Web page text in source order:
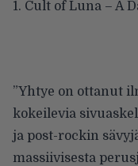
1. Cult of Luna – A
”Yhtye on ottanut
kokeilevia
ja post-rockin
massiivisesta